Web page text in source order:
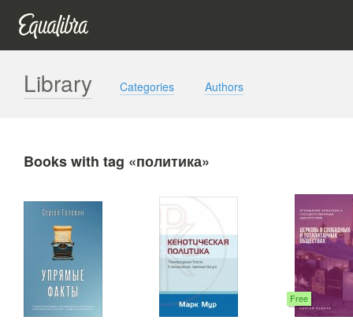
Library Categories Authors
Books with tag «политика»
Free